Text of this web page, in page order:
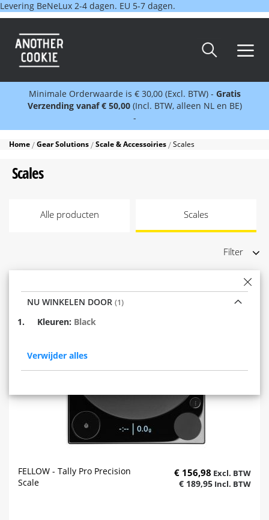
Levering BeNeLux 2-4 dagen. EU 5-7 dagen.
Minimale Orderwaarde is € 30,00 (Excl. BTW) - Gratis
Verzending vanaf € 50,00 (Incl. BTW, alleen NL en BE)
-
Home Gear Solutions Scale & Accessoiries Scales
Scales
Alle producten Scales
Filter
NU WINKELEN DOOR
Kleuren Black
Verwijder
Verwijder alles
FELLOW - Tally Pro Precision
Scale
€ 156,98
€ 189,95